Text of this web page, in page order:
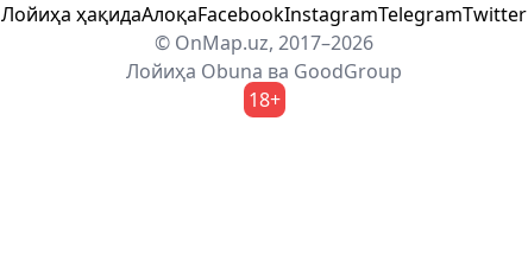
Лойиҳа ҳақидаАлоқаFacebookInstagramTelegramTwitter
© OnMap.uz, 2017–2026
Лойиҳа Obuna ва GoodGroup
18+